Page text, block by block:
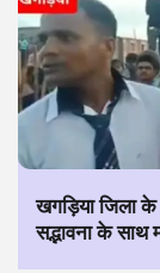
खगड़िया जिला के
सद्भावना के साथ